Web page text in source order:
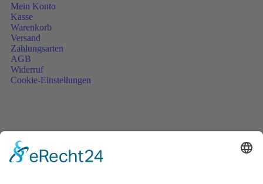
Mein Konto
Kasse
Warenkorb
Versand
Zahlungsarten
AGB
Widerruf
Cookie-Einstellungen
Unsere Partner